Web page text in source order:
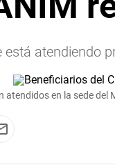
está atendiendo
atendidos en la sede del